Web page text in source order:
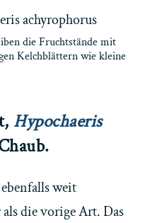
die Fruchtstände mit
Kelchblättern wie kleine
Hypochaeris
weit
die vorige Art. Das